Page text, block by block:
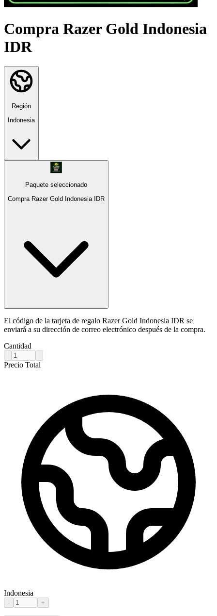
Compra Razer Gold Indonesia
IDR
Región
Indonesia
Paquete seleccionado
Compra Razer Gold Indonesia IDR
El código de la tarjeta de regalo Razer Gold Indonesia IDR se
enviará a su dirección de correo electrónico después de la compra.
Cantidad
Precio Total
Indonesia
- +